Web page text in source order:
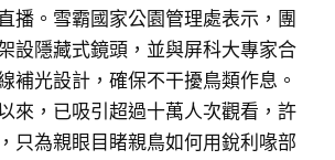
播。雪霸國家公園管理處表示，團
設隱藏式鏡頭，並與屏科大專家合
補光設計，確保不干擾鳥類作息。
來，已吸引超過十萬人次觀看，許
只為親眼目睹親鳥如何用銳利喙部